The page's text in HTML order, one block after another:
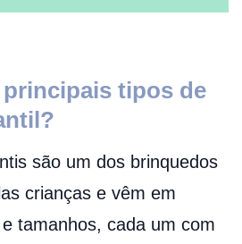
tipos de
são um dos brinquedos
crianças e vêm em
tamanhos, cada um com